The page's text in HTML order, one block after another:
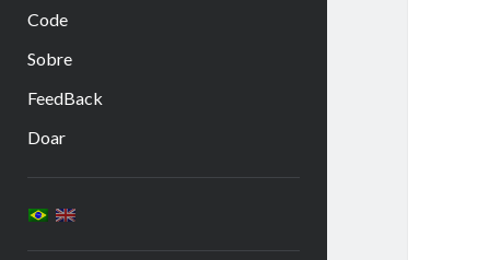
Code
Sobre
FeedBack
Doar
Lateral